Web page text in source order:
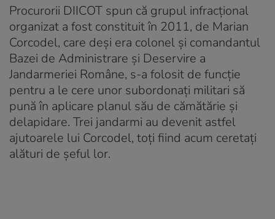
Procurorii DIICOT spun că grupul infracțional
organizat a fost constituit în 2011, de Marian
Corcodel, care deși era colonel și comandantul
Bazei de Administrare şi Deservire a
Jandarmeriei Române, s-a folosit de funcție
pentru a le cere unor subordonați militari să
pună în aplicare planul său de cămătărie și
delapidare. Trei jandarmi au devenit astfel
ajutoarele lui Corcodel, toți fiind acum ceretați
alături de șeful lor.